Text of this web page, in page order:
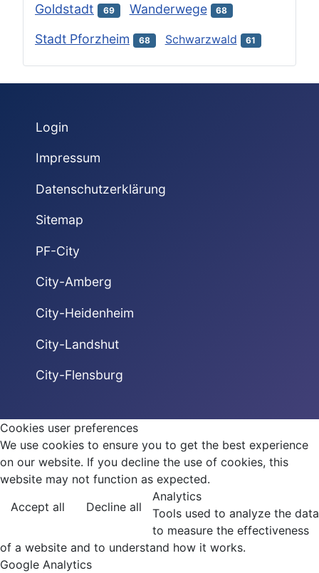
Goldstadt 69 Wanderwege 68
Stadt Pforzheim 68 Schwarzwald 61
Login
Impressum
Datenschutzerklärung
Sitemap
PF-City
City-Amberg
City-Heidenheim
City-Landshut
City-Flensburg
Cookies user preferences
We use cookies to ensure you to get the best experience
on our website. If you decline the use of cookies, this
website may not function as expected.
Accept all
Decline all
Analytics
Tools used to analyze the data
to measure the effectiveness
of a website and to understand how it works.
Google Analytics